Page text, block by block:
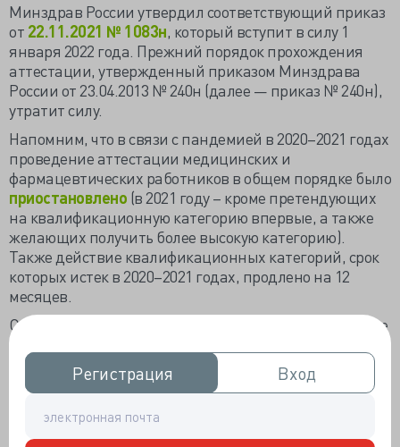
Регистрация
Регистрация Вход
Вход
Минздрав России утвердил соответствующий приказ
от 22.11.2021 № 1083н, который вступит в силу 1
января 2022 года. Прежний порядок прохождения
аттестации, утвержденный приказом Минздрава
России от 23.04.2013 № 240н (далее — приказ № 240н),
утратит силу.
Напомним, что в связи с пандемией в 2020–2021 годах
проведение аттестации медицинских и
фармацевтических работников в общем порядке было
приостановлено (в 2021 году – кроме претендующих
на квалификационную категорию впервые, а также
желающих получить более высокую категорию).
Также действие квалификационных категорий, срок
которых истек в 2020–2021 годах, продлено на 12
месяцев.
Специалисты проходят аттестацию раз в 5 лет (кроме
желающих получить более высокую
квалификационную категорию). Со следующего года
данная процедура будет осуществляться по
сокращен срок для специалистов, желающих